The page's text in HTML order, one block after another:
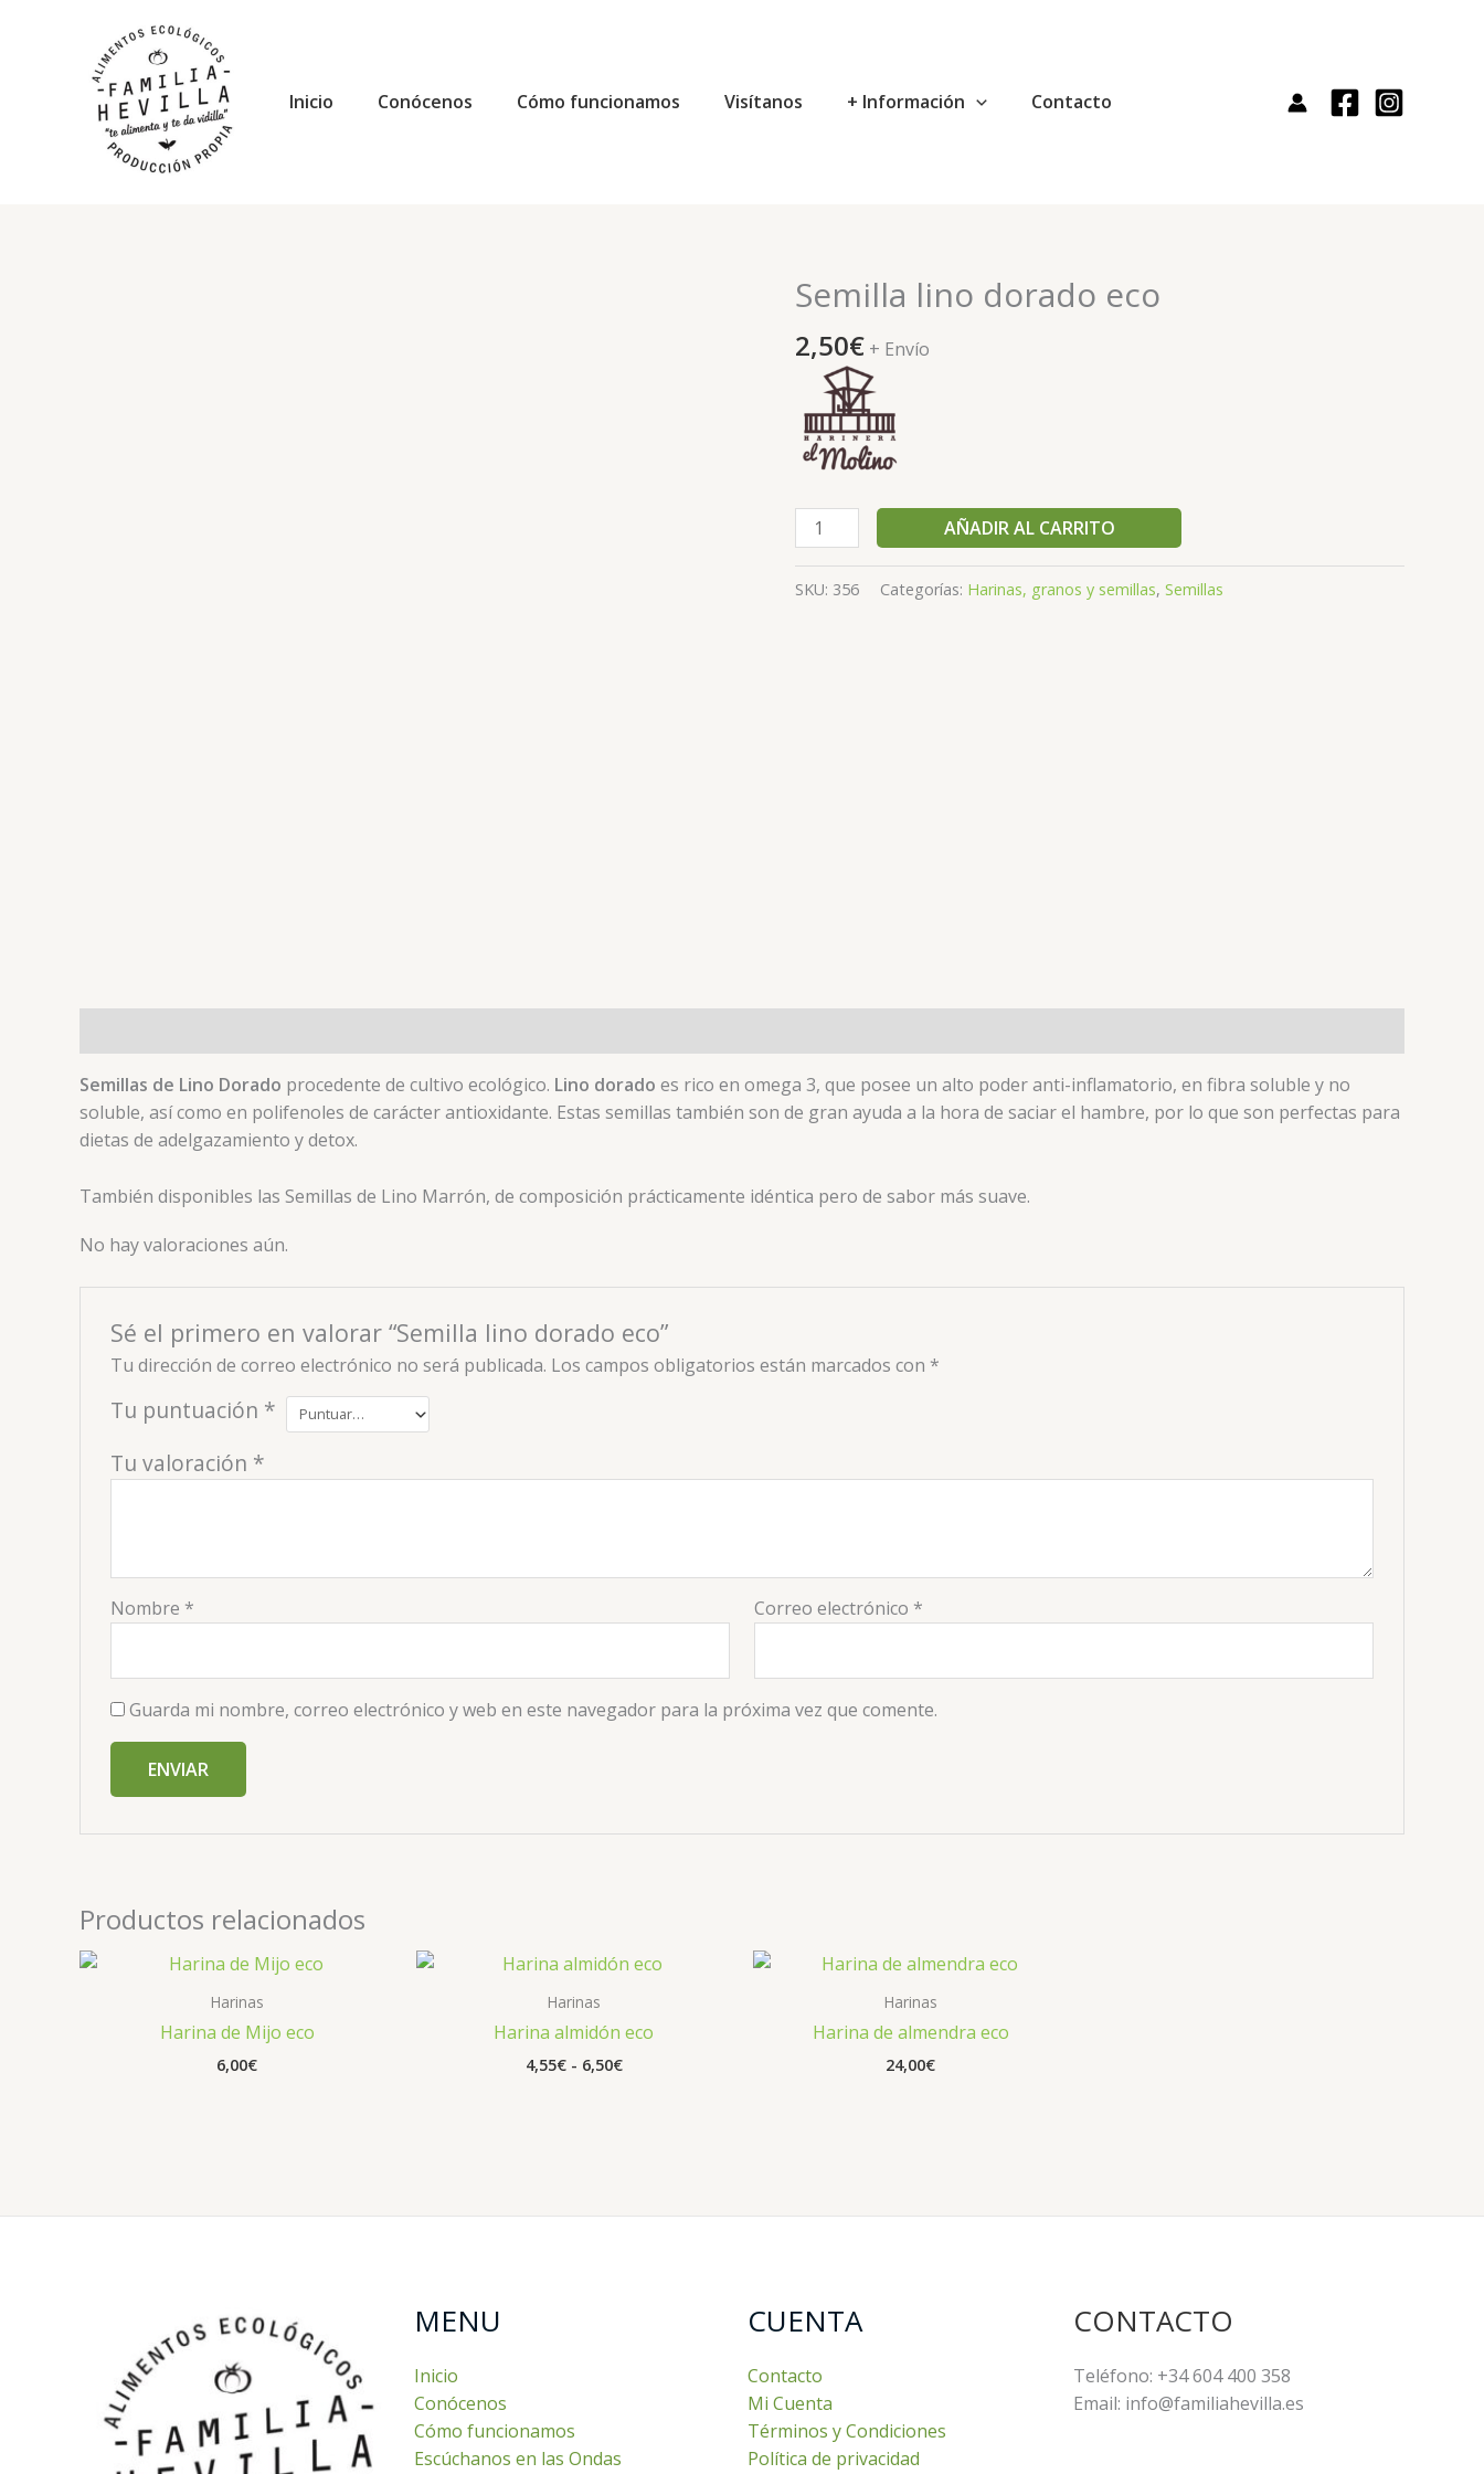
Inicio
Conócenos Cómo funcionamos Visítanos + Información Contacto
Semilla lino dorado eco
2,50€ + Envío
Semilla
lino
dorado
cantidad
AÑADIR AL CARRITO
SKU: 356 Categorías: Harinas, granos y semillas, Semillas
Semillas de Lino Dorado procedente de cultivo ecológico. Lino dorado es rico en omega 3, que posee un alto poder anti-inflamatorio, en fibra soluble y no
soluble, así como en polifenoles de carácter antioxidante. Estas semillas también son de gran ayuda a la hora de saciar el hambre, por lo que son perfectas para
dietas de adelgazamiento y detox.
También disponibles las Semillas de Lino Marrón, de composición prácticamente idéntica pero de sabor más suave.
No hay valoraciones aún.
Sé el primero en valorar “Semilla lino dorado eco”
Tu dirección de correo electrónico no será publicada. Los campos obligatorios están marcados con *
Tu puntuación *
Tu valoración *
Nombre * Correo electrónico *
Guarda mi nombre, correo electrónico y web en este navegador para la próxima vez que comente.
Productos relacionados
Harinas
Harina de Mijo eco
6,00€
Harinas
Harina almidón eco
4,55€ - 6,50€
Rango
4,55€
hasta
Harinas
Harina de almendra eco
24,00€
MENU
Inicio
Conócenos
Cómo funcionamos
Escúchanos en las Ondas
CUENTA
Contacto
Mi Cuenta
Términos y Condiciones
Política de privacidad
CONTACTO
Teléfono: +34 604 400 358
Email: info@familiahevilla.es